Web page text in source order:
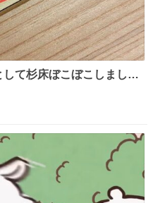
て杉床ぼこぼこしまし
ぼこぼこ自分じゃなく
す！！！✌️いやーほっと
らいやわやわです。